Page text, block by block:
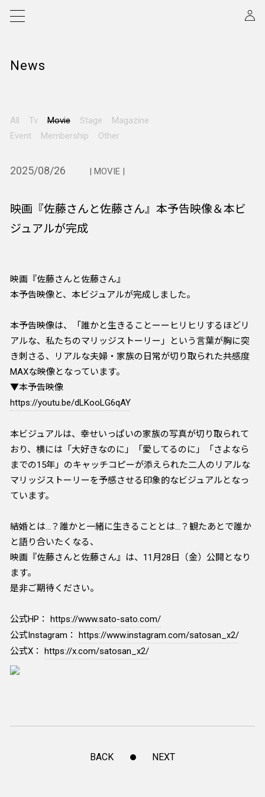
News
All Tv Movie Stage
Magazine
Event
Membership Other
2025/08/26 | MOVIE |
映画『佐藤さんと佐藤さん』本予告映像＆本ビ
ジュアルが完成
映画『佐藤さんと佐藤さん』
本予告映像と、本ビジュアルが完成しました。
本予告映像は、「誰かと生きることーーヒリヒリするほどリ
アルな、私たちのマリッジストーリー」という言葉が胸に突
き刺さる、リアルな夫婦・家族の日常が切り取られた共感度
MAXな映像となっています。
▼本予告映像
https://youtu.be/dLKooLG6qAY
本ビジュアルは、幸せいっぱいの家族の写真が切り取られて
おり、横には「大好きなのに」「愛してるのに」「さよなら
までの15年――」のキャッチコピーが添えられた二人のリアルな
マリッジストーリーを予感させる印象的なビジュアルとなっ
ています。
結婚とは…？誰かと一緒に生きることとは…？観たあとで誰か
と語り合いたくなる、
映画『佐藤さんと佐藤さん』は、11月28日（金）公開となり
ます。
是非ご期待ください。
公式HP： https://www.sato-sato.com/
公式Instagram： https://www.instagram.com/satosan_x2/
公式X： https://x.com/satosan_x2/
BACK NEXT